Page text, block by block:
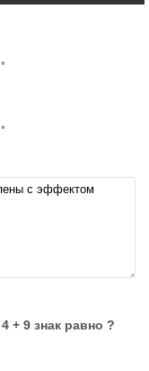
*
*
4 + 9 знак равно ?